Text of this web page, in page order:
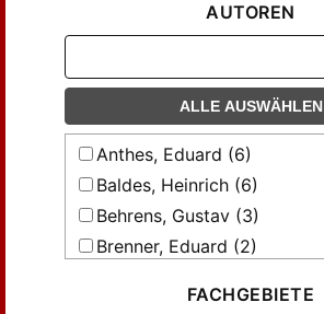
AUTOREN
ALLE AUSWÄHLEN
Anthes, Eduard (6)
Baldes, Heinrich (6)
Behrens, Gustav (3)
Brenner, Eduard (2)
Domaszewski, Albert von
FACHGEBIETE